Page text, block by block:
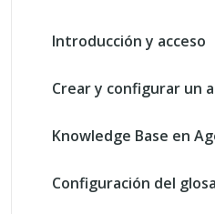
Introducción y acceso
Crear y configurar un
Knowledge Base en
Configuración del